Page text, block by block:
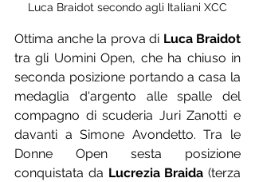
Luca Braidot secondo agli Italiani XCC
Ottima anche la prova di Luca Braidot
tra gli Uomini Open, che ha chiuso in
seconda posizione portando a casa la
medaglia d'argento alle spalle del
compagno di scuderia Juri Zanotti e
davanti a Simone Avondetto. Tra le
Donne Open sesta posizione
conquistata da Lucrezia Braida (terza